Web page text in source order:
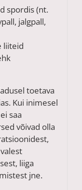
spordis (nt.
jalgpall,
liiteid
toetava
Kui inimesel
saa
võivad olla
liiga
jne.